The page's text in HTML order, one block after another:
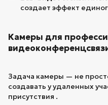
создает эффект
Камеры для
Задача камеры — не
создавать у удаленных
присутствия .